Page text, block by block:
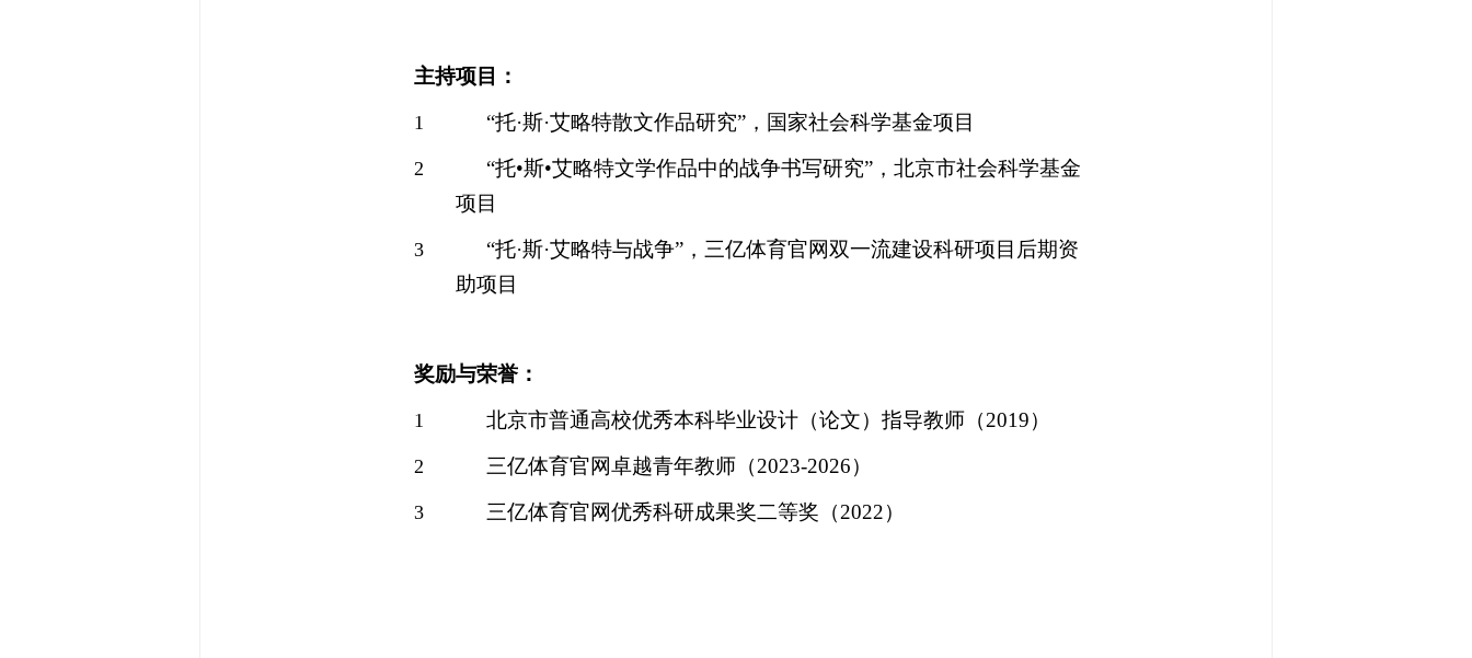
主持项目：
1 “托·斯·艾略特散文作品研究”，国家社会科学基金项目
2 “托•斯•艾略特文学作品中的战争书写研究”，北京市社会科学基金
项目
3 “托·斯·艾略特与战争”，三亿体育官网双一流建设科研项目后期资
助项目
奖励与荣誉：
1 北京市普通高校优秀本科毕业设计（论文）指导教师（2019）
2 三亿体育官网卓越青年教师（2023-2026）
3 三亿体育官网优秀科研成果奖二等奖（2022）